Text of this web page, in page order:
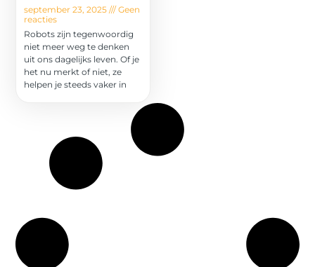
september 23, 2025
Geen
reacties
Robots zijn tegenwoordig
niet meer weg te denken
uit ons dagelijks leven. Of je
het nu merkt of niet, ze
helpen je steeds vaker in